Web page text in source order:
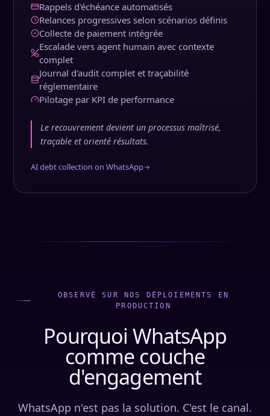
Rappels d'échéance automatisés
Relances progressives selon scénarios définis
Collecte de paiement intégrée
Escalade vers agent humain avec contexte
complet
Journal d'audit complet et traçabilité
réglementaire
Pilotage par KPI de performance
Le recouvrement devient un processus maîtrisé,
traçable et orienté résultats.
AI debt collection on WhatsApp
OBSERVÉ SUR NOS DÉPLOIEMENTS EN
PRODUCTION
Pourquoi WhatsApp
comme couche
d'engagement
WhatsApp n'est pas la solution. C'est le canal.